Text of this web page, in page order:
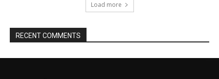
Load more
RECENT COMMENTS